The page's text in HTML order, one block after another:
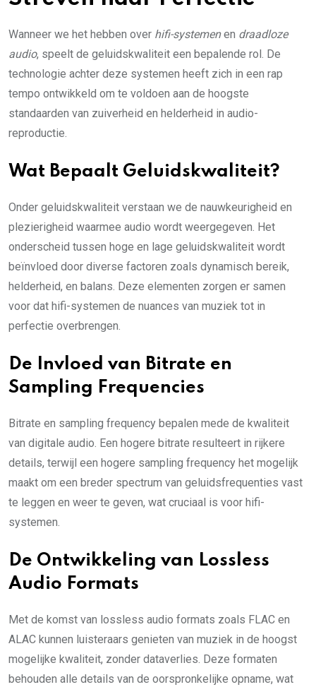
Wanneer we het hebben over hifi-systemenen draadloze
audio, speelt de geluidskwaliteit een bepalende rol. De
technologie achter deze systemen heeft zich in een rap
tempo ontwikkeld om te voldoen aan de hoogste
standaarden van zuiverheid en helderheid in audio-
reproductie.
Wat Bepaalt Geluidskwaliteit?
Onder geluidskwaliteit verstaan we de nauwkeurigheid en
plezierigheid waarmee audio wordt weergegeven. Het
onderscheid tussen hoge en lage geluidskwaliteit wordt
beïnvloed door diverse factoren zoals dynamisch bereik,
helderheid, en balans. Deze elementen zorgen er samen
voor dat hifi-systemen de nuances van muziek tot in
perfectie overbrengen.
De Invloed van Bitrate en
Sampling Frequencies
Bitrate en sampling frequency bepalen mede de kwaliteit
van digitale audio. Een hogere bitrate resulteert in rijkere
details, terwijl een hogere sampling frequency het mogelijk
maakt om een breder spectrum van geluidsfrequenties vast
te leggen en weer te geven, wat cruciaal is voor hifi-
systemen.
De Ontwikkeling van Lossless
Audio Formats
Met de komst van lossless audio formats zoals FLAC en
ALAC kunnen luisteraars genieten van muziek in de hoogst
mogelijke kwaliteit, zonder dataverlies. Deze formaten
behouden alle details van de oorspronkelijke opname, wat